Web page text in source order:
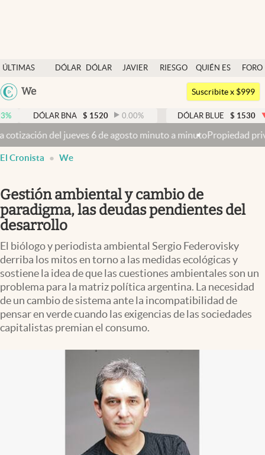
ÚLTIMAS
NOTICIAS
DÓLAR
DÓLAR
JAVIER
RIESGO
QUIÉN ES
QUIÉN
FORO
Argentina
México
We
Dólar
Members
Economía y Política
Finanzas y Mercados
Mercados Online
Columnistas
Otras secciones
Apertura
Infotechnology
Clima
Suscribite x $999
DÓLAR BNA $ 1520 0.00% DÓLAR BLUE $ 1530 -0.65 %
6 de agosto minuto a minutoPropiedad privada: con cruces y
El Cronista We
Gestión ambiental y cambio de
paradigma, las deudas pendientes del
desarrollo
El biólogo y periodista ambiental Sergio Federovisky
derriba los mitos en torno a las medidas ecológicas y
sostiene la idea de que las cuestiones ambientales son un
problema para la matriz política argentina. La necesidad
de un cambio de sistema ante la incompatibilidad de
pensar en verde cuando las exigencias de las sociedades
capitalistas premian el consumo.